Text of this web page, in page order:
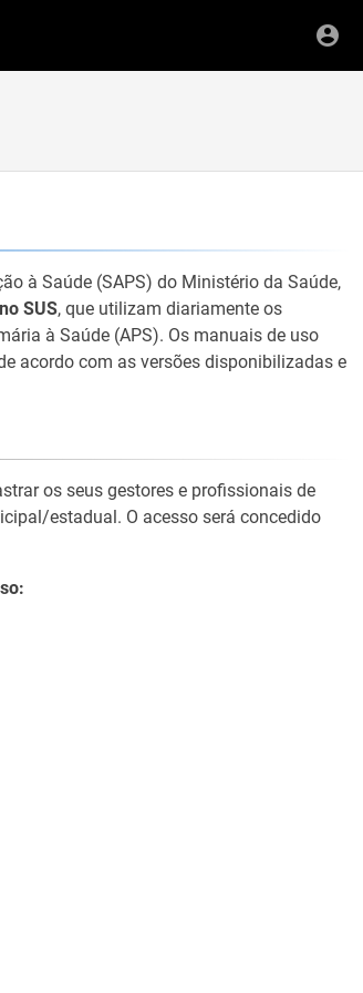
à Saúde (SAPS) do Ministério da Saúde,
SUS, que utilizam diariamente os
à Saúde (APS). Os manuais de uso
acordo com as versões disponibilizadas e
os seus gestores e profissionais de
estadual. O acesso será concedido